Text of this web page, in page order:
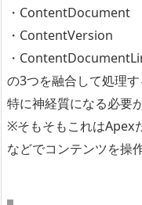
・ContentDocument
・ContentVersion
・
の3つを融合して処理
特に神経質になる必要
※そもそもこれはApex
などでコンテンツを操